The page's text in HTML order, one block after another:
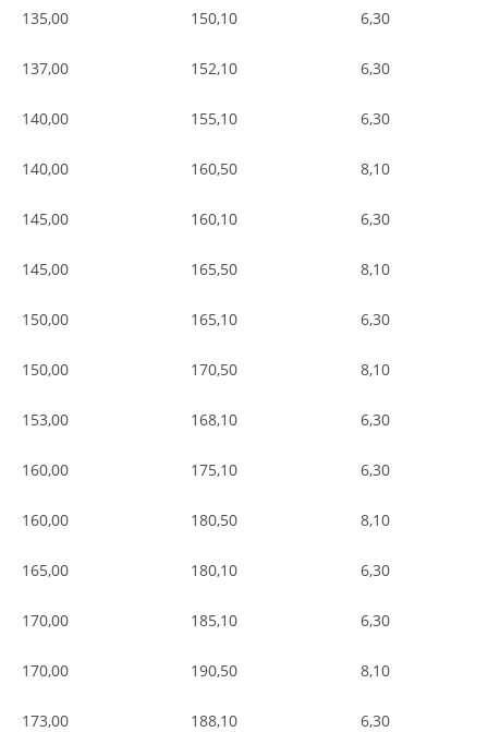
135,00 150,10 6,30
137,00 152,10 6,30
140,00 155,10 6,30
140,00 160,50 8,10
145,00 160,10 6,30
145,00 165,50 8,10
150,00 165,10 6,30
150,00 170,50 8,10
153,00 168,10 6,30
160,00 175,10 6,30
160,00 180,50 8,10
165,00 180,10 6,30
170,00 185,10 6,30
170,00 190,50 8,10
173,00 188,10 6,30